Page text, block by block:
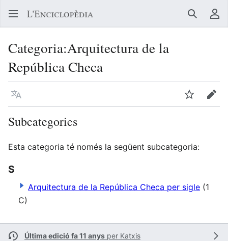
Buscar
Categoria:Arquitectura de la
República Checa
Llegir en un atre idioma Vigilar
Subcategories
Esta categoria té només la següent subcategoria:
S
Arquitectura de la República Checa per sigle (1
C)
Última edició fa 11 anys per Katxis